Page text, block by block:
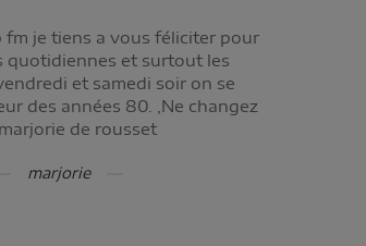
je tiens a vous féliciter pour
quotidiennes et surtout les
et samedi soir on se
des années 80. ,Ne changez
de rousset
marjorie